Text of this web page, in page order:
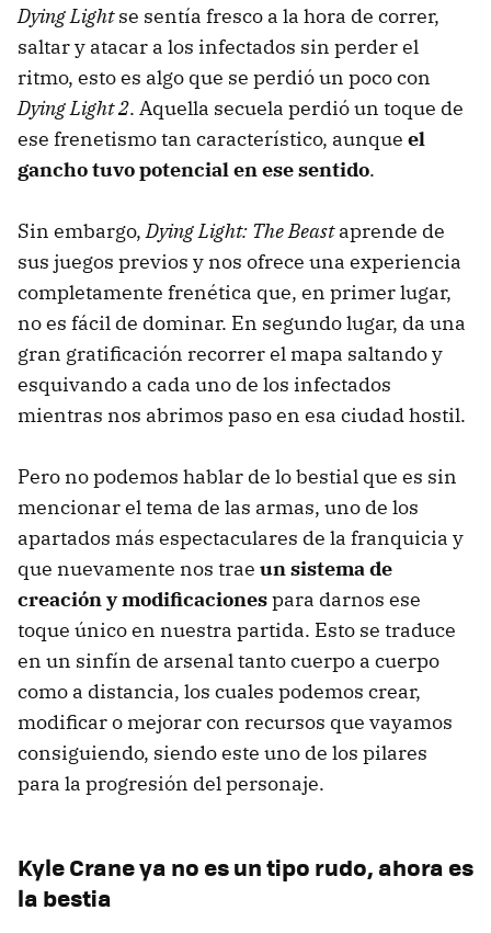
Dying Lightse sentía fresco a la hora de correr,
saltar y atacar a los infectados sin perder el
ritmo, esto es algo que se perdió un poco con
Dying Light 2. Aquella secuela perdió un toque de
ese frenetismo tan característico, aunque el
gancho tuvo potencial en ese sentido.
Sin embargo,Dying Light: The Beastaprende de
sus juegos previos y nos ofrece una experiencia
completamente frenética que, en primer lugar,
no es fácil de dominar. En segundo lugar, da una
gran gratificación recorrer el mapa saltando y
esquivando a cada uno de los infectados
mientras nos abrimos paso en esa ciudad hostil.
Pero no podemos hablar de lo bestial que es sin
mencionar el tema de las armas, uno de los
apartados más espectaculares de la franquicia y
que nuevamente nos trae un sistema de
creación y modificacionespara darnos ese
toque único en nuestra partida. Esto se traduce
en un sinfín de arsenal tanto cuerpo a cuerpo
como a distancia, los cuales podemos crear,
modificar o mejorar con recursos que vayamos
consiguiendo, siendo este uno de los pilares
para la progresión del personaje.
Kyle Crane ya no es un tipo rudo, ahora es
la bestia